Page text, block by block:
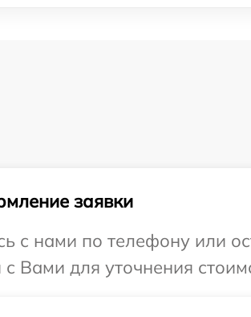
заявки
с нами по телефону или
с Вами для уточнения